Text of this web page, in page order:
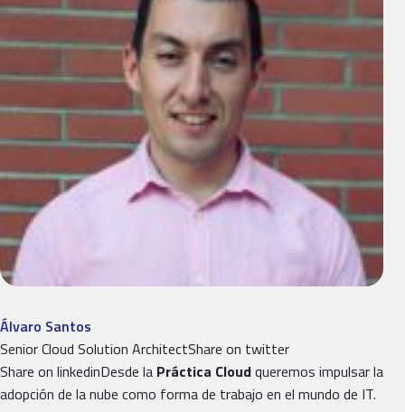
Álvaro Santos
Senior Cloud Solution Architect​Share on twitter
Share on linkedinDesde la Práctica Cloudqueremos impulsar la
adopción de la nube como forma de trabajo en el mundo de IT.